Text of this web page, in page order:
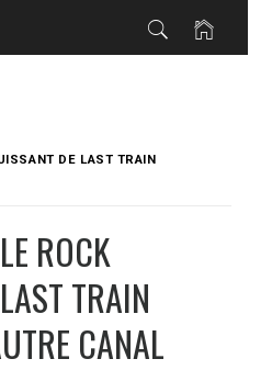
DE LAST TRAIN
ROCK
TRAIN
CANAL